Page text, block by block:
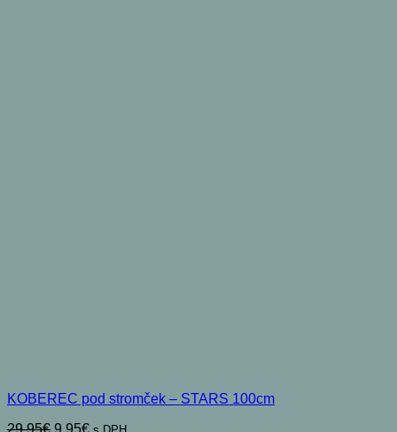
KOBEREC pod stromček – STARS 100cm
29,95€ Pôvodná
9,95€Aktuálna